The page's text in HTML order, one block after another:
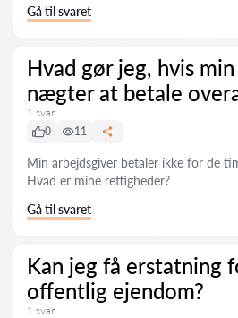
Gå til svaret
Hvad gør jeg, hvis
nægter at betale
1 svar
0
11
Min arbejdsgiver betaler ikke for de
Hvad er mine rettigheder?
Gå til svaret
Kan jeg få erstatning
offentlig ejendom?
1 svar